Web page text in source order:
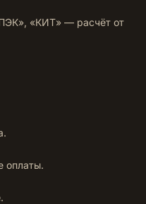
«КИТ» — расчёт от
оплаты.